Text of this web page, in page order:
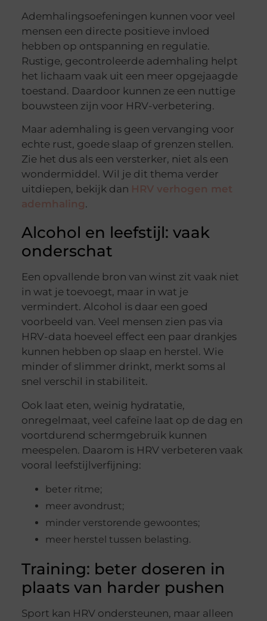
Ademhalingsoefeningen kunnen voor veel
mensen een directe positieve invloed
hebben op ontspanning en regulatie.
Rustige, gecontroleerde ademhaling helpt
het lichaam vaak uit een meer opgejaagde
toestand. Daardoor kunnen ze een nuttige
bouwsteen zijn voor HRV-verbetering.
Maar ademhaling is geen vervanging voor
echte rust, goede slaap of grenzen stellen.
Zie het dus als een versterker, niet als een
wondermiddel. Wil je dit thema verder
uitdiepen, bekijk dan HRV verhogen met
ademhaling.
Alcohol en leefstijl: vaak
onderschat
Een opvallende bron van winst zit vaak niet
in wat je toevoegt, maar in wat je
vermindert. Alcohol is daar een goed
voorbeeld van. Veel mensen zien pas via
HRV-data hoeveel effect een paar drankjes
kunnen hebben op slaap en herstel. Wie
minder of slimmer drinkt, merkt soms al
snel verschil in stabiliteit.
Ook laat eten, weinig hydratatie,
onregelmaat, veel cafeïne laat op de dag en
voortdurend schermgebruik kunnen
meespelen. Daarom is HRV verbeteren vaak
vooral leefstijlverfijning:
beter ritme;
meer avondrust;
minder verstorende gewoontes;
meer herstel tussen belasting.
Training: beter doseren in
plaats van harder pushen
Sport kan HRV ondersteunen, maar alleen